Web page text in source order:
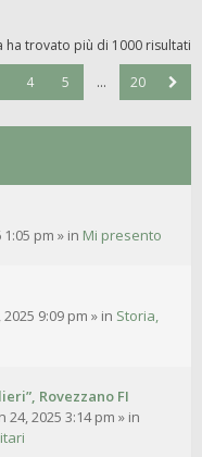
ha trovato più di 1000 risultati
4 5 … 20
pm » in Mi presento
9:09 pm » in Storia,
Rovezzano FI
24, 2025 3:14 pm » in